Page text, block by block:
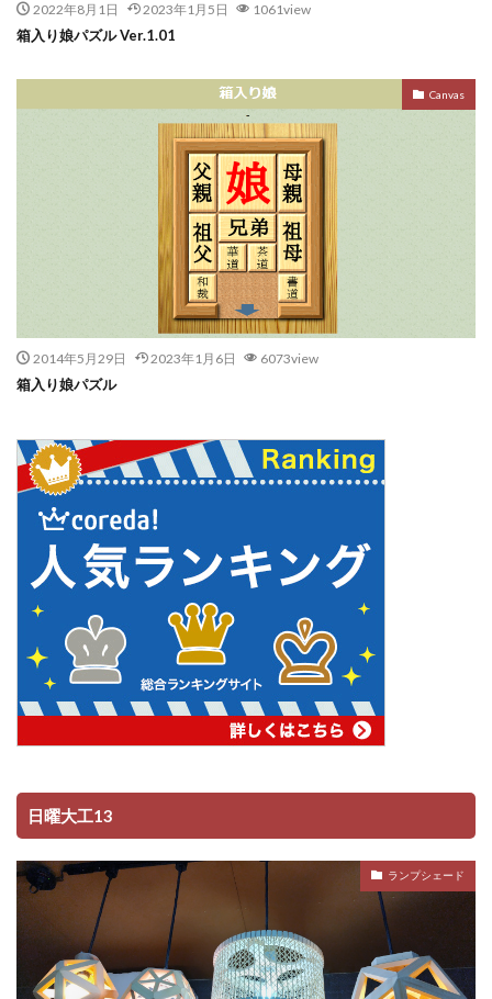
2022年8月1日 2023年1月5日 1061view
箱入り娘パズル Ver.1.01
Canvas
2014年5月29日 2023年1月6日 6073view
箱入り娘パズル
日曜大工13
ランプシェード